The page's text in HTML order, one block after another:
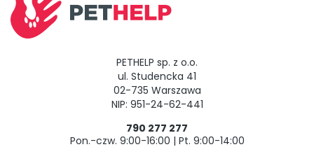
PETHELP sp. z o.o.
ul. Studencka 41
02-735 Warszawa
NIP: 951-24-62-441
790 277 277
Pon.-czw. 9:00-16:00 | Pt. 9:00-14:00